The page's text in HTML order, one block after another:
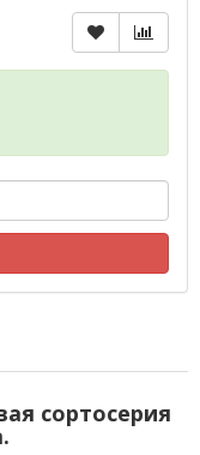
сортосерия